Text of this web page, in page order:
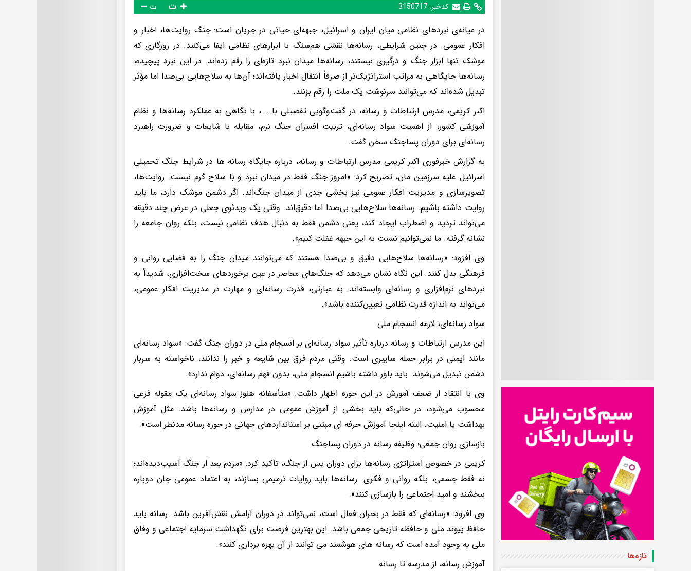
کدخبر:3150717 ت
در میانه‌ی نبردهای نظامی میان ایران و اسرائیل، جبهه‌ای حیاتی در جریان است: جنگ روایت‌ها، اخبار و
افکار عمومی. در چنین شرایطی، رسانه‌ها نقشی هم‌سنگ با ابزارهای نظامی ایفا می‌کنند. در روزگاری که
موشک تنها ابزار جنگ و درگیری نیستند، رسانه‌ها میدان نبرد تازه‌ای را رقم زده‌اند. در این نبرد پیچیده،
رسانه‌ها جایگاهی به مراتب استراتژیک‌تر از صرفاً انتقال اخبار یافته‌اند؛ آن‌ها به سلاح‌هایی بی‌صدا اما مؤثر
تبدیل شده‌اند که می‌توانند سرنوشت یک ملت را رقم بزنند.
اکبر کریمی، مدرس ارتباطات و رسانه، در گفت‌وگویی تفصیلی با ...، با نگاهی به عملکرد رسانه‌ها و نظام
آموزشی کشور، از اهمیت سواد رسانه‌ای، تربیت افسران جنگ نرم، مقابله با شایعات و ضرورت راهبرد
رسانه‌ای برای دوران پساجنگ سخن گفت.
به گزارش خبرفوری اکبر کریمی مدرس ارتباطات و رسانه، درباره جایگاه رسانه ها در شرایط جنگ تحمیلی
اسرائیل علیه سرزمین مان، تصریح کرد: «امروز جنگ فقط در میدان نبرد و با سلاح گرم نیست. روایت‌ها،
تصویرسازی و مدیریت افکار عمومی نیز بخشی جدی از میدان جنگ‌اند. اگر دشمن موشک دارد، ما باید
روایت داشته باشیم. رسانه‌ها سلاح‌هایی بی‌صدا اما دقیق‌اند. وقتی یک ویدئوی جعلی در عرض چند دقیقه
می‌تواند تردید و اضطراب ایجاد کند، یعنی دشمن فقط به دنبال هدف نظامی نیست، بلکه روان جامعه را
نشانه گرفته. ما نمی‌توانیم نسبت به این جبهه غفلت کنیم».
وی افزود: «رسانه‌ها سلاح‌هایی دقیق و بی‌صدا هستند که می‌توانند میدان جنگ را به فضایی روانی و
فرهنگی بدل کنند. این نگاه نشان می‌دهد که جنگ‌های معاصر در عین برخوردهای سخت‌افزاری، شدیداً به
نبردهای نرم‌افزاری و رسانه‌ای وابسته‌اند. به عبارتی، قدرت رسانه‌ای و مهارت در مدیریت افکار عمومی،
می‌تواند به اندازه قدرت نظامی تعیین‌کننده باشد».
سواد رسانه‌ای، لازمه انسجام ملی
این مدرس ارتباطات و رسانه درباره تأثیر سواد رسانه‌ای بر انسجام ملی در دوران جنگ گفت: «سواد رسانه‌ای
مانند ایمنی در برابر حمله سایبری است. وقتی مردم فرق بین شایعه و خبر را ندانند، ناخواسته به سرباز
دشمن تبدیل می‌شوند. باید باور داشته باشیم انسجام ملی، بدون فهم رسانه‌ای، دوام ندارد».
وی با انتقاد از ضعف آموزش در این حوزه اظهار داشت: «متأسفانه هنوز سواد رسانه‌ای یک مقوله فرعی
محسوب می‌شود، در حالی‌که باید بخشی از آموزش عمومی در مدارس و رسانه‌ها باشد. مثل آموزش
بهداشت یا امنیت. البته اینجا آموزش حرفه ای مبتنی بر استانداردهای جهانی در حوزه رسانه مدنظر است».
بازسازی روان جمعی؛ وظیفه رسانه در دوران پساجنگ
کریمی در خصوص استراتژی رسانه‌ها برای دوران پس از جنگ، تأکید کرد: «مردم بعد از جنگ آسیب‌دیده‌اند؛
نه فقط جسمی، بلکه روانی و فکری. رسانه‌ها باید روایات ترمیمی بسازند، به اعتماد عمومی جان دوباره
ببخشند و امید اجتماعی را بازسازی کنند».
وی افزود: «رسانه‌ای که فقط در بحران فعال است، نمی‌تواند در دوران آرامش نقش‌آفرین باشد. رسانه باید
حافظ پیوند ملی و حافظه تاریخی جمعی باشد. این بهترین فرصت برای نگهداشت سرمایه اجتماعی و وفاق
ملی به وجود آمده است که رسانه های هوشمند می توانند از آن بهره برداری کنند».
آموزش رسانه، از مدرسه تا رسانه
تازه‌ها